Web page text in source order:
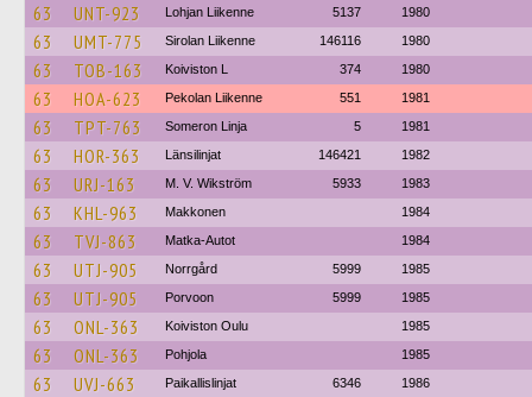
63 UNT-923 Lohjan Liikenne 5137 1980
63 UMT-775 Sirolan Liikenne 146116 1980
63 TOB-163 Koiviston L 374 1980
63 HOA-623 Pekolan Liikenne 551 1981
63 TPT-763 Someron Linja 5 1981
63 HOR-363 Länsilinjat 146421 1982
63 URJ-163 M. V. Wikström 5933 1983
63 KHL-963 Makkonen 1984
63 TVJ-863 Matka-Autot 1984
63 UTJ-905 Norrgård 5999 1985
63 UTJ-905 Porvoon 5999 1985
63 ONL-363 Koiviston Oulu 1985
63 ONL-363 Pohjola 1985
63 UVJ-663 Paikallislinjat 6346 1986